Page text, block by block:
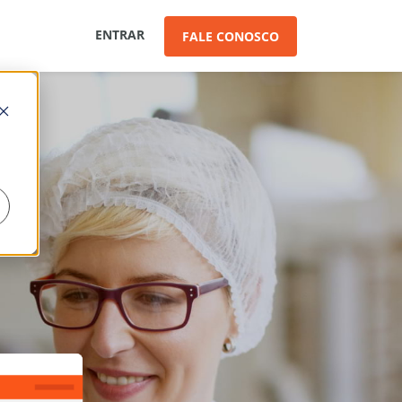
ENTRAR FALE CONOSCO
Produção
Planejamento
Rastreabilidade
Quadro de Produção
Custos da produção
Receitas ou bateladas
Validações na produção
SPED Fiscal – Bloco K